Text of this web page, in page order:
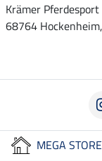
Krämer
68764
MEGA